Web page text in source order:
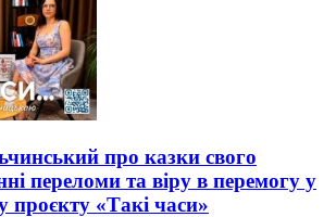
про казки свого
переломи та віру в перемогу у
проєкту «Такі часи»